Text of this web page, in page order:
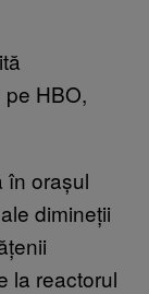
HBO,
în orașul
dimineții
la reactorul